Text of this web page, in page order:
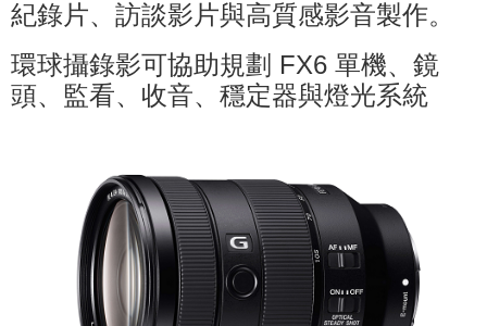
紀錄片、訪談影片與高質感影音製作。
環球攝錄影可協助規劃 FX6 單機、鏡
頭、監看、收音、穩定器與燈光系統